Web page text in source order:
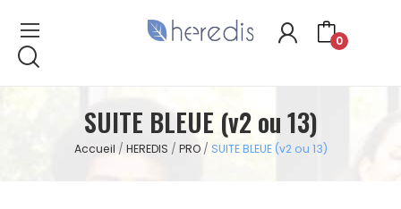
0
SUITE BLEUE (v2 ou 13)
Accueil HEREDIS PRO SUITE BLEUE (v2 ou 13)